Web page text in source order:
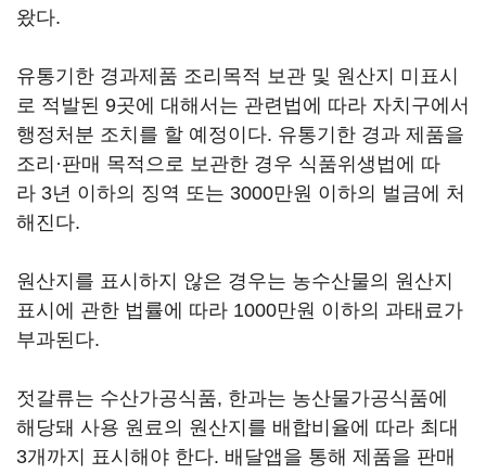
왔다.
유통기한 경과제품 조리목적 보관 및 원산지 미표시
로 적발된 9곳에 대해서는 관련법에 따라 자치구에서
행정처분 조치를 할 예정이다. 유통기한 경과 제품을
조리·판매 목적으로 보관한 경우 식품위생법에 따
라 3년 이하의 징역 또는 3000만원 이하의 벌금에 처
해진다.
원산지를 표시하지 않은 경우는 농수산물의 원산지
표시에 관한 법률에 따라 1000만원 이하의 과태료가
부과된다.
젓갈류는 수산가공식품, 한과는 농산물가공식품에
해당돼 사용 원료의 원산지를 배합비율에 따라 최대
3개까지 표시해야 한다. 배달앱을 통해 제품을 판매